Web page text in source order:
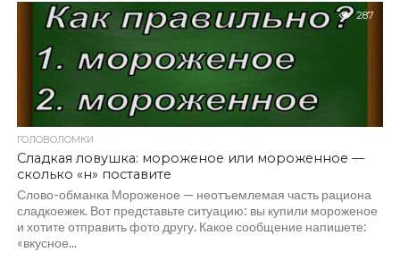
287
ГОЛОВОЛОМКИ
Сладкая ловушка: мороженое или мороженное —
сколько «н» поставите
Слово-обманка Мороженое — неотъемлемая часть рациона
сладкоежек. Вот представьте ситуацию: вы купили мороженое
и хотите отправить фото другу. Какое сообщение напишете:
«вкусное...